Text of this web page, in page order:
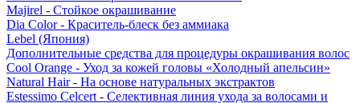
Majirel - Стойкое окрашивание
Dia Color - Краситель-блеск без аммиака
Lebel (Япония)
Дополнительные средства для процедуры окрашивания волос
Cool Orange - Уход за кожей головы «Холодный апельсин»
Natural Hair - На основе натуральных экстрактов
Estessimo Celcert - Селективная линия ухода за волосами и